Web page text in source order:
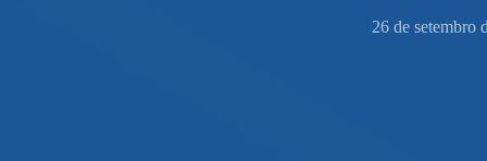
26 de setembro